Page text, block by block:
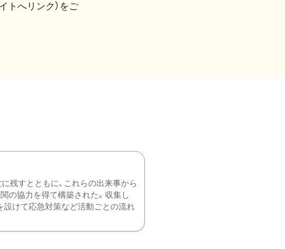
トへリンク）をご
残すとともに、これらの出来事から
の協力を得て構築された。収集し
設けて応急対策など活動ごとの流れ